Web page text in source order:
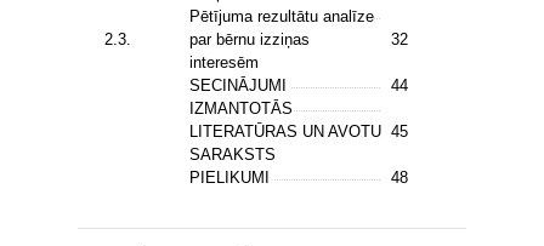
2.3.
Pētījuma rezultātu analīze
par bērnu izziņas
interesēm
32
SECINĀJUMI
44
IZMANTOTĀS
LITERATŪRAS UN AVOTU
SARAKSTS
45
PIELIKUMI 48